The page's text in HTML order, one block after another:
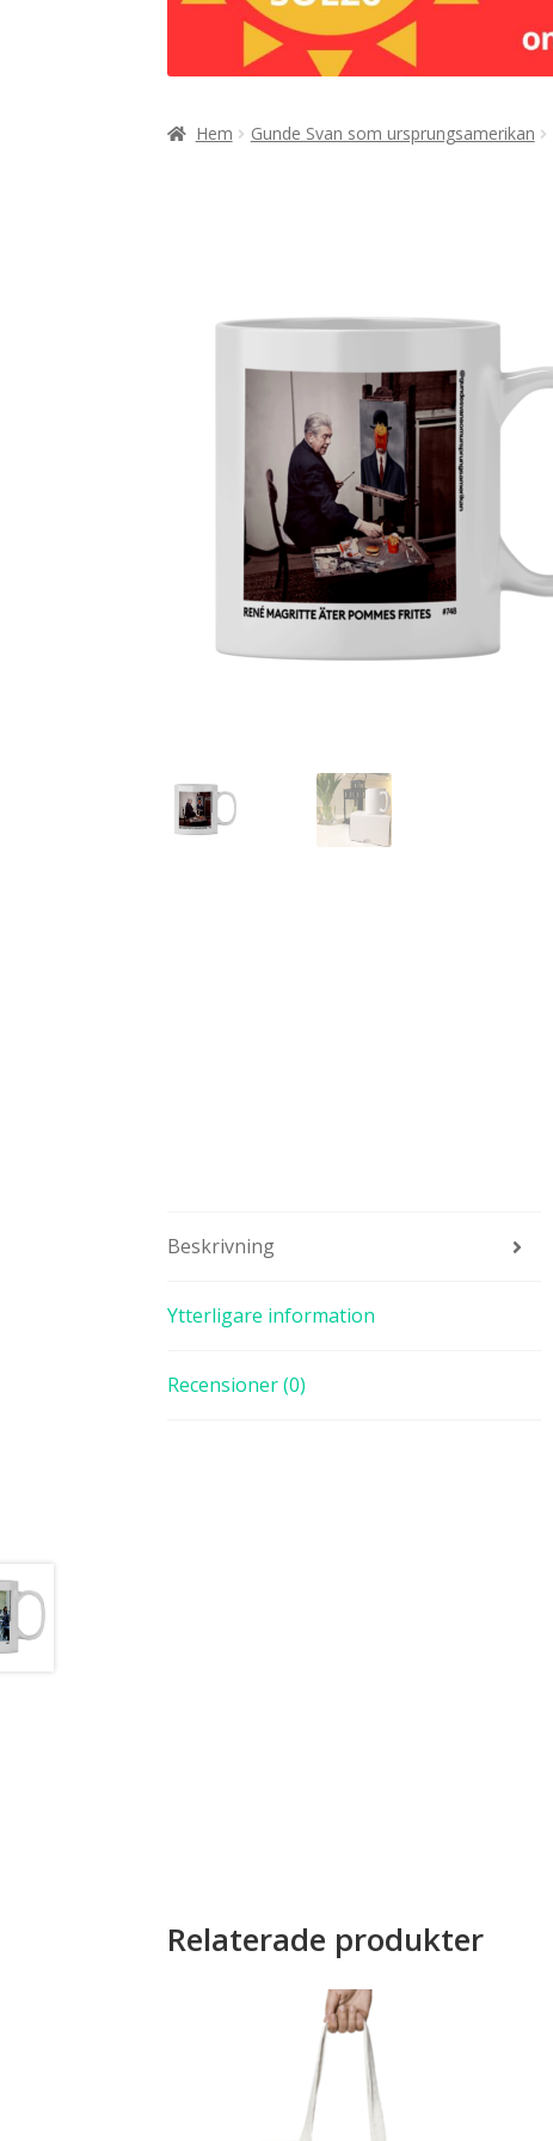
Hem Gunde Svan som ursprungsamerikan
Beskrivning
Ytterligare information
Recensioner (0)
Relaterade produkter